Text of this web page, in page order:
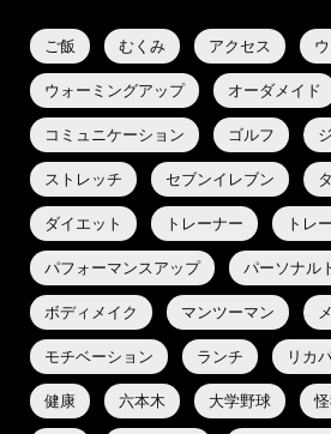
ご飯 むくみ アクセス
ウォーミングアップ オーダメイド
コミュニケーション ゴルフ
ストレッチ セブンイレブン
ダイエット トレーナー トレ
パフォーマンスアップ パーソナル
ボディメイク マンツーマン
モチベーション ランチ リカ
健康 六本木 大学野球